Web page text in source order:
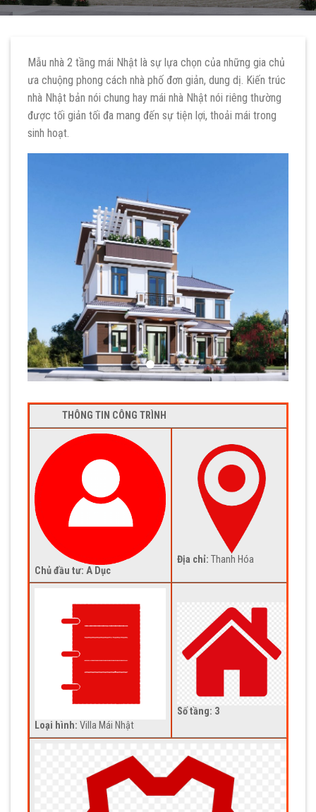
Mẫu nhà 2 tầng mái Nhật là sự lựa chọn của những gia chủ
ưa chuộng phong cách nhà phố đơn giản, dung dị. Kiến trúc
nhà Nhật bản nói chung hay mái nhà Nhật nói riêng thường
được tối giản tối đa mang đến sự tiện lợi, thoải mái trong
sinh hoạt.
THÔNG TIN CÔNG TRÌNH
Chủ đầu tư: A Dục
Địa chỉ:Thanh Hóa
Loại hình:Villa Mái Nhật
Số tầng: 3